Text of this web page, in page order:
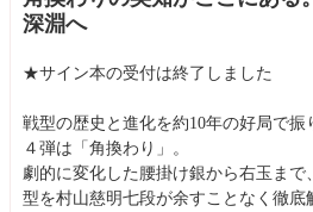
深淵へ
★サイン本の受付は終了しました
戦型の歴史と進化を約10年の好局で
４弾は「角換わり」。
劇的に変化した腰掛け銀から右玉ま
型を村山慈明七段が余すことなく徹底